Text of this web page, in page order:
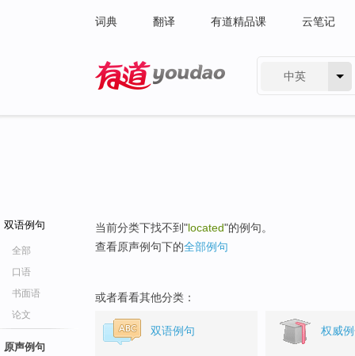
词典 翻译 有道精品课 云笔记
中英
双语例句
全部
口语
书面语
论文
原声例句
当前分类下找不到"located"的例句。
查看原声例句下的全部例句
或者看看其他分类：
双语例句 权威